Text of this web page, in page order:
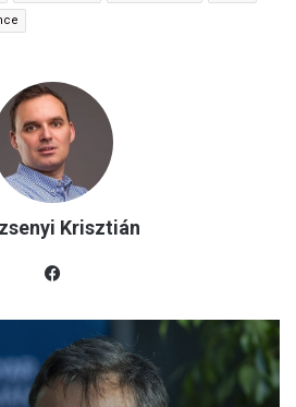
Krisztián
k